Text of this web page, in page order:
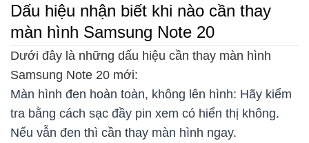
Dấu hiệu nhận biết khi nào cần thay
màn hình Samsung Note 20
Dưới đây là những dấu hiệu cần thay màn hình
Samsung Note 20 mới:
Màn hình đen hoàn toàn, không lên hình: Hãy kiểm
tra bằng cách sạc đầy pin xem có hiển thị không.
Nếu vẫn đen thì cần thay màn hình ngay.